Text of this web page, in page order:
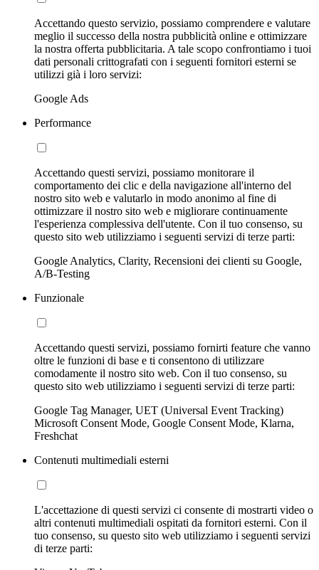
Accettando questo servizio, possiamo comprendere e valutare
meglio il successo della nostra pubblicità online e ottimizzare
la nostra offerta pubblicitaria. A tale scopo confrontiamo i tuoi
dati personali crittografati con i seguenti fornitori esterni se
utilizzi già i loro servizi:
Google Ads
Performance
Accettando questi servizi, possiamo monitorare il
comportamento dei clic e della navigazione all'interno del
nostro sito web e valutarlo in modo anonimo al fine di
ottimizzare il nostro sito web e migliorare continuamente
l'esperienza complessiva dell'utente. Con il tuo consenso, su
questo sito web utilizziamo i seguenti servizi di terze parti:
Google Analytics, Clarity, Recensioni dei clienti su Google,
A/B-Testing
Funzionale
Accettando questi servizi, possiamo fornirti feature che vanno
oltre le funzioni di base e ti consentono di utilizzare
comodamente il nostro sito web. Con il tuo consenso, su
questo sito web utilizziamo i seguenti servizi di terze parti:
Google Tag Manager, UET (Universal Event Tracking)
Microsoft Consent Mode, Google Consent Mode, Klarna,
Freshchat
Contenuti multimediali esterni
L'accettazione di questi servizi ci consente di mostrarti video o
altri contenuti multimediali ospitati da fornitori esterni. Con il
tuo consenso, su questo sito web utilizziamo i seguenti servizi
di terze parti: